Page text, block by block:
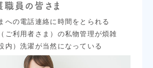
職員の皆さま
への電話連絡に時間をとられる
ご利用者さま）の私物管理が煩雑
内）洗濯が当然になっている